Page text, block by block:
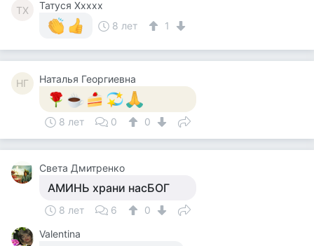
ТХ
Татуся Ххххх
8 лет
1
НГ Наталья Георгиевна
8 лет 0 0
Света Дмитренко
АМИНЬ храни насБОГ
8 лет 6
0
Valentina